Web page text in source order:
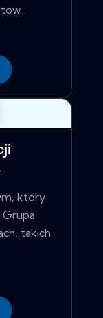
który
takich